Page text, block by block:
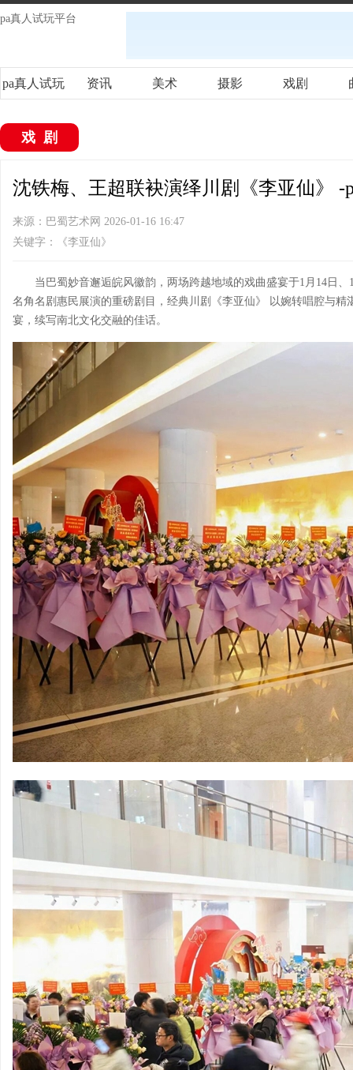
pa真人试玩平台
pa真人试玩 资讯 美术 摄影 戏剧
戏剧
沈铁梅、王超联袂演绎川剧《李亚仙》 -
来源：巴蜀艺术网 2026-01-16 16:47
关键字：《李亚仙》
当巴蜀妙音邂逅皖风徽韵，两场跨越地域的戏曲盛宴于1月14日
名角名剧惠民展演的重磅剧目，经典川剧《李亚仙》 以婉转唱腔与
宴，续写南北文化交融的佳话。